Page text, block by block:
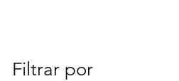
Filtrar por